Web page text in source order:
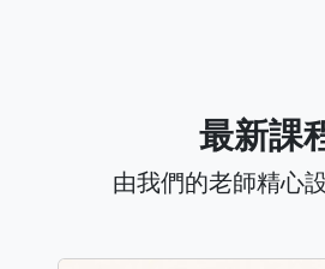
最新課
由我們的老師精心